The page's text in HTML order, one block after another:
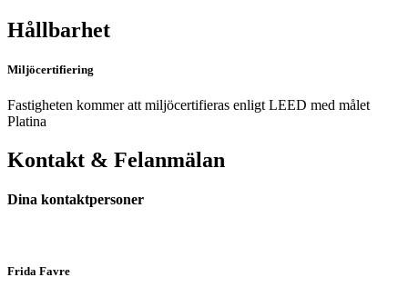
Hållbarhet
Miljöcertifiering
Fastigheten kommer att miljöcertifieras enligt LEED med målet
Platina
Kontakt & Felanmälan
Dina kontaktpersoner
Frida Favre